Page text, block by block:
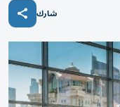
شارك